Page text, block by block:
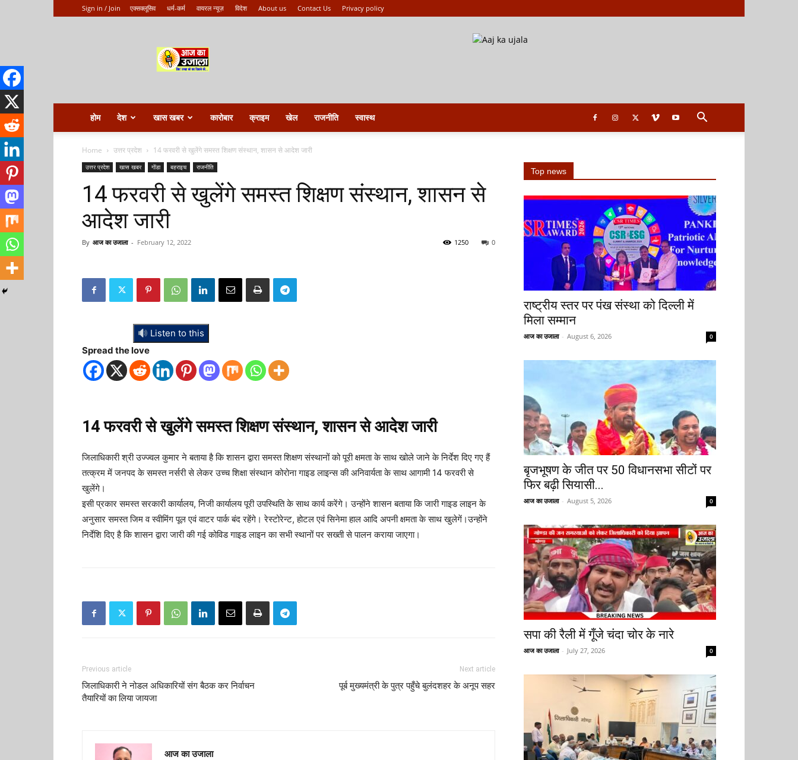
Sign in / Join एक्सक्लूसिव धर्म-कर्म वायरल न्यूज़ विदेश About us Contact Us Privacy policy
ka
ujala
होम देश खास खबर कारोबार क्राइम खेल राजनीति स्वास्थ
Home उत्तर प्रदेश 14 फरवरी से खुलेंगे समस्त शिक्षण संस्थान, शासन से आदेश जारी
उत्तर प्रदेश खास खबर गोंडा बहराइच राजनीति
14 फरवरी से खुलेंगे समस्त शिक्षण संस्थान, शासन से
आदेश जारी
By आज का उजाला - February 12, 2022 0
1250
Listen to this
Spread the love
14 फरवरी से खुलेंगे समस्त शिक्षण संस्थान, शासन से आदेश जारी
जिलाधिकारी श्री उज्ज्वल कुमार ने बताया है कि शासन द्वारा समस्त शिक्षण संस्थानों को पूरी क्षमता के साथ खोले जाने के निर्देश दिए गए हैं
तत्क्रम में जनपद के समस्त नर्सरी से लेकर उच्च शिक्षा संस्थान कोरोना गाइड लाइन्स की अनिवार्यता के साथ आगामी 14 फरवरी से
खुलेंगे।
इसी प्रकार समस्त सरकारी कार्यालय, निजी कार्यालय पूरी उपस्थिति के साथ कार्य करेंगे। उन्होंने शासन बताया कि जारी गाइड लाइन के
अनुसार समस्त जिम व स्वीमिंग पूल एवं वाटर पार्क बंद रहेंगे। रेस्टोरेन्ट, होटल एवं सिनेमा हाल आदि अपनी क्षमता के साथ खुलेगें।उन्होंने
निर्देशि दिए है कि शासन द्वारा जारी की गई कोविड गाइड लाइन का सभी स्थानों पर सख्ती से पालन कराया जाएगा।
Previous article
जिलाधिकारी ने नोडल अधिकारियों संग बैठक कर निर्वाचन
तैयारियों का लिया जायजा
Next article
पूर्ब मुख्यमंत्री के पुत्र पहुँचे बुलंदशहर के अनूप सहर
आज का उजाला
Top news
राष्ट्रीय स्तर पर पंख संस्था को दिल्ली में
मिला सम्मान
आज का उजाला - August 6, 2026 0
बृजभूषण के जीत पर 50 विधानसभा सीटों पर
फिर बढ़ी सियासी...
आज का उजाला - August 5, 2026 0
सपा की रैली में गूँजे चंदा चोर के नारे
आज का उजाला - July 27, 2026 0